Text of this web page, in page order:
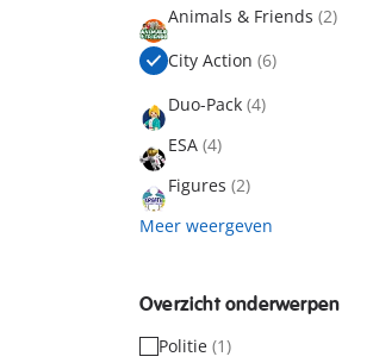
Animals & Friends (2)
City Action (6)
Duo-Pack (4)
ESA (4)
Figures (2)
Meer weergeven
Overzicht onderwerpen
Politie (1)